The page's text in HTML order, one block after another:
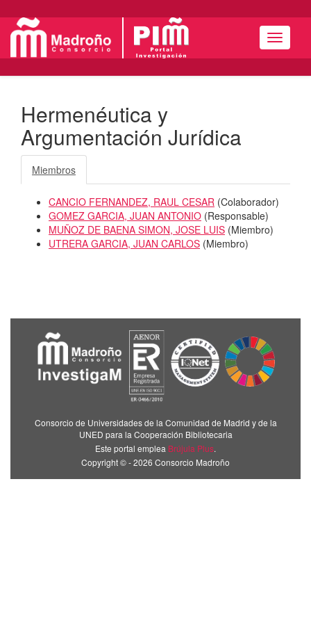
Menú
Hermenéutica y
Argumentación Jurídica
Miembros
CANCIO FERNANDEZ, RAUL CESAR (Colaborador)
GOMEZ GARCIA, JUAN ANTONIO (Responsable)
MUÑOZ DE BAENA SIMON, JOSE LUIS (Miembro)
UTRERA GARCIA, JUAN CARLOS (Miembro)
Consorcio de Universidades de la Comunidad de Madrid y de la
UNED para la Cooperación Bibliotecaria
Este portal emplea Brújula Plus.
Copyright © - 2026 Consorcio Madroño